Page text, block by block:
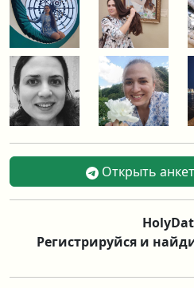
Открыть
Регистрируйся и